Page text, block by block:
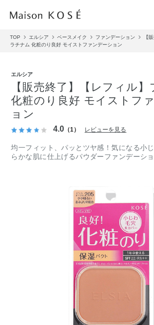
TOP エルシア ベースメイク ファンデーション
【
ラチナム 化粧のり良好 モイストファンデーション
エルシア
【販売終了】【レフィル
化粧のり良好 モイストフ
ョン
4.0 （1） レビューを見る
均一フィット、パッとツヤ感！気になる小
らかな肌に仕上げるパウダーファンデーショ